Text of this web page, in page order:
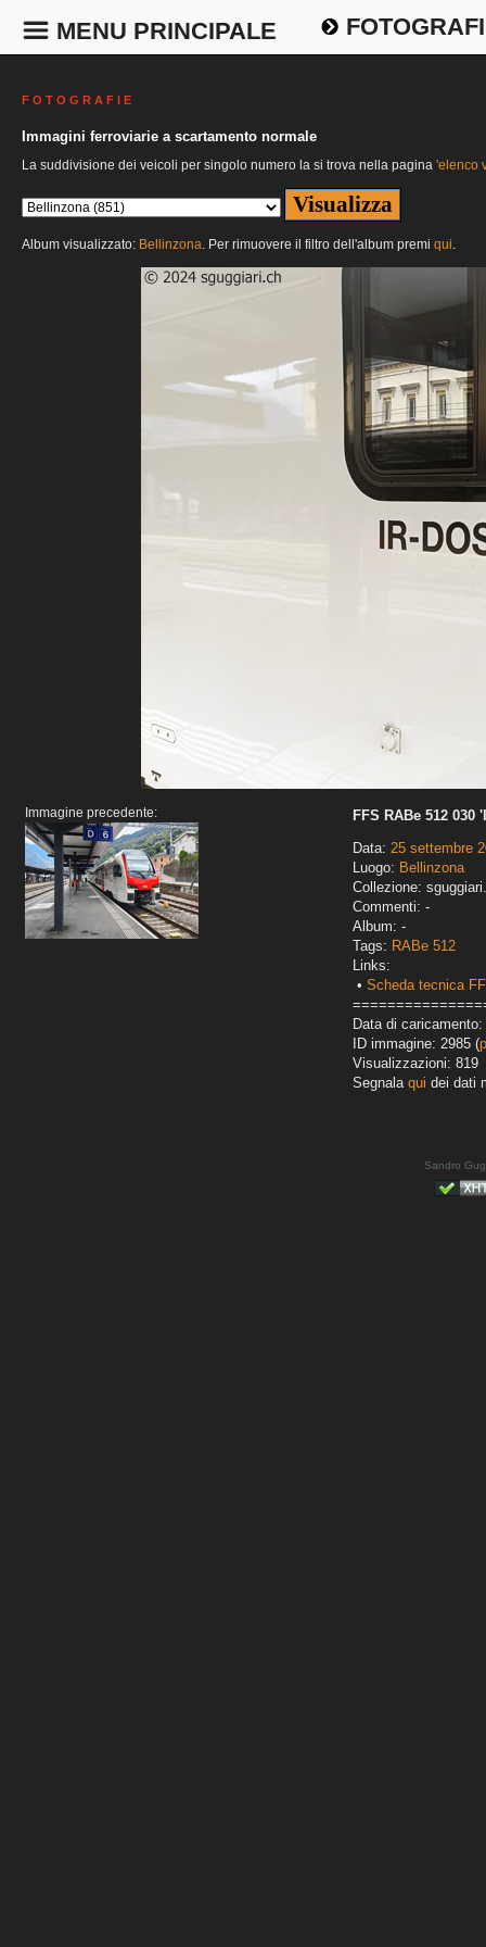
MENU PRINCIPALE
F O T O G R A F I E
Immagini ferroviarie a scartamento normale
La suddivisione dei veicoli per singolo numero la si trova nella pagina 'elenco
Album visualizzato: Bellinzona. Per rimuovere il filtro dell'album premi qui.
Immagine precedente:
FFS RABe 512 030
Data: 25 settembre
Luogo: Bellinzona
Collezione:
Commenti: -
Album: -
Tags: RABe 512
Links:
• Scheda tecnica
Data di
ID immagine: 2985 (
Visualizzazioni: 819
Segnala qui dei dati
Sandro